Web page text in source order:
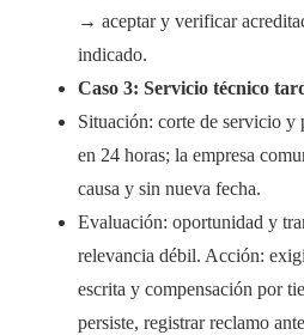
→ aceptar y verificar
indicado.
Caso 3: Servicio técnico
Situación: corte de servicio y
en 24 horas; la empresa
causa y sin nueva fecha.
Evaluación: oportunidad y
relevancia débil. Acción:
escrita y compensación por
persiste, registrar reclamo